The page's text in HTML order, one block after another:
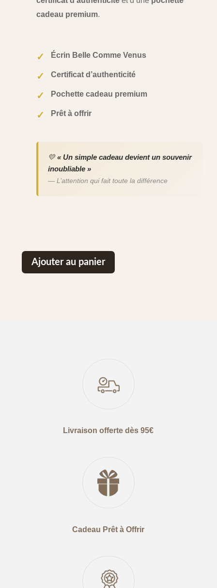
cadeau premium.
✓ Écrin Belle Comme Venus
✓ Certificat d’authenticité
✓ Pochette cadeau premium
✓ Prêt à offrir
💛« Un simple cadeau devient un souvenir
inoubliable »
— L’attention qui fait toute la différence
Ajouter au panier
Livraison offerte dès 95€
Cadeau Prêt à Offrir